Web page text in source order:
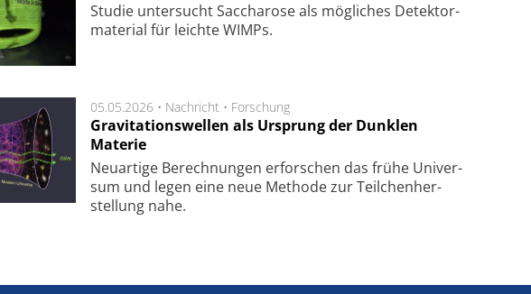
Studie unter­sucht Saccha­ro­se als mög­li­ches De­tek­tor­
ma­te­rial für leich­te WIMPs.
05.05.2026 • Nachricht • Forschung
Gravitationswellen als Ursprung der Dunklen
Materie
Neu­artige Be­rech­nung­en er­for­schen das frü­he Uni­ver­
sum und legen eine neue Me­tho­de zur Teil­chen­her­
stel­lung nahe.